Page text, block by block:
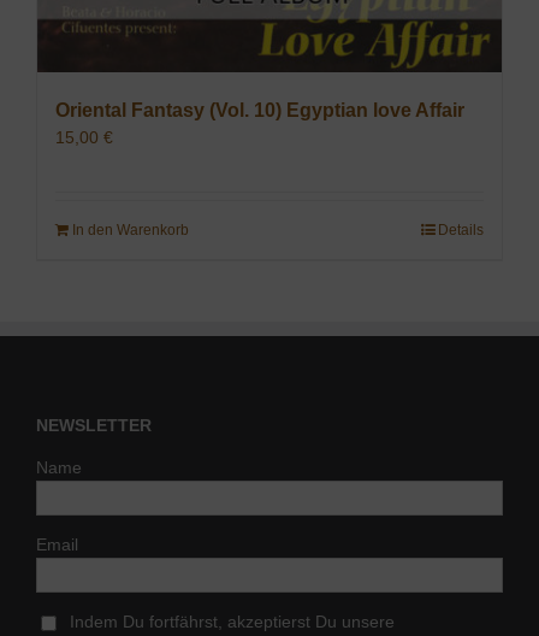
Oriental Fantasy (Vol. 10) Egyptian love Affair
15,00 €
In den Warenkorb Details
NEWSLETTER
Name
Email
Indem Du fortfährst, akzeptierst Du unsere